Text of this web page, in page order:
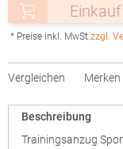
* Preise inkl. MwSt.zzgl.
Vergleichen Merken
Beschreibung
Trainingsanzug